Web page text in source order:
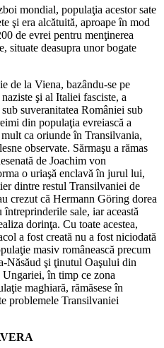
mondial, populaţia acestor sate
şi era alcătuită, aproape în mod
de evrei pentru menţinerea
situate deasupra unor bogate
de la Viena, bazându-se pe
şi al Italiei fasciste, a
suveranitatea României sub
din populaţia evreiască a
ca oriunde în Transilvania,
observate. Sărmaşu a rămas
de Joachim von
o uriaşă enclavă în jurul lui,
dintre restul Transilvaniei de
crezut că Hermann Göring dorea
sale, iar această
dorinţa. Cu toate acestea,
a fost creată nu a fost niciodată
masiv românească precum
Năsăud şi ţinutul Oaşului din
Ungariei, în timp ce zona
maghiară, rămăsese în
problemele Transilvaniei